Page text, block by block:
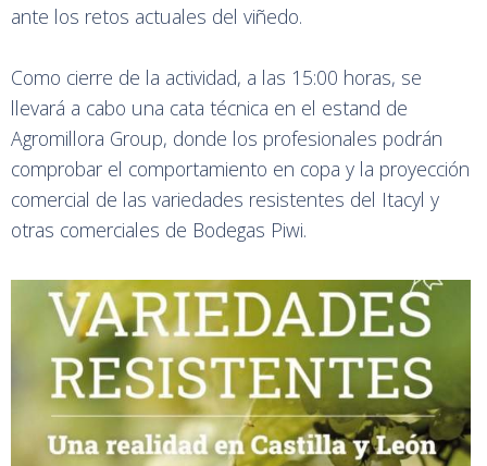
ante los retos actuales del viñedo.
Como cierre de la actividad, a las 15:00 horas, se
llevará a cabo una cata técnica en el estand de
Agromillora Group, donde los profesionales podrán
comprobar el comportamiento en copa y la proyección
comercial de las variedades resistentes del Itacyl y
otras comerciales de Bodegas Piwi.